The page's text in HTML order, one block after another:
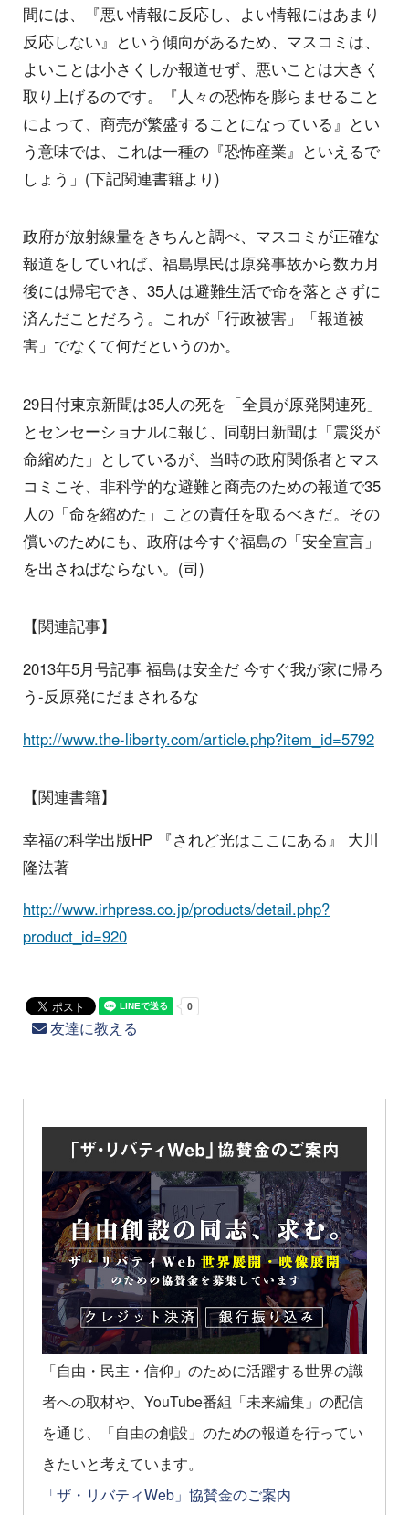
間には、『悪い情報に反応し、よい情報にはあまり
反応しない』という傾向があるため、マスコミは、
よいことは小さくしか報道せず、悪いことは大きく
取り上げるのです。『人々の恐怖を膨らませること
によって、商売が繁盛することになっている』とい
う意味では、これは一種の『恐怖産業』といえるで
しょう」(下記関連書籍より)
政府が放射線量をきちんと調べ、マスコミが正確な
報道をしていれば、福島県民は原発事故から数カ月
後には帰宅でき、35人は避難生活で命を落とさずに
済んだことだろう。これが「行政被害」「報道被
害」でなくて何だというのか。
29日付東京新聞は35人の死を「全員が原発関連死」
とセンセーショナルに報じ、同朝日新聞は「震災が
命縮めた」としているが、当時の政府関係者とマス
コミこそ、非科学的な避難と商売のための報道で35
人の「命を縮めた」ことの責任を取るべきだ。その
償いのためにも、政府は今すぐ福島の「安全宣言」
を出さねばならない。(司)
【関連記事】
2013年5月号記事 福島は安全だ 今すぐ我が家に帰ろ
う‐反原発にだまされるな
http://www.the-liberty.com/article.php?item_id=5792
【関連書籍】
幸福の科学出版HP 『されど光はここにある』 大川
隆法著
http://www.irhpress.co.jp/products/detail.php?
product_id=920
友達に教える
「自由・民主・信仰」のために活躍する世界の識
者への取材や、YouTube番組「未来編集」の配信
を通じ、「自由の創設」のための報道を行ってい
きたいと考えています。
「ザ・リバティWeb」協賛金のご案内